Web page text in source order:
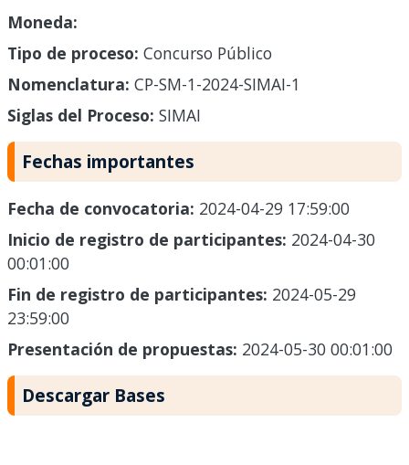
Moneda:
Tipo de proceso: Concurso Público
Nomenclatura: CP-SM-1-2024-SIMAI-1
Siglas del Proceso: SIMAI
Fechas importantes
Fecha de convocatoria: 2024-04-29 17:59:00
Inicio de registro de participantes: 2024-04-30
00:01:00
Fin de registro de participantes: 2024-05-29
23:59:00
Presentación de propuestas: 2024-05-30 00:01:00
Descargar Bases